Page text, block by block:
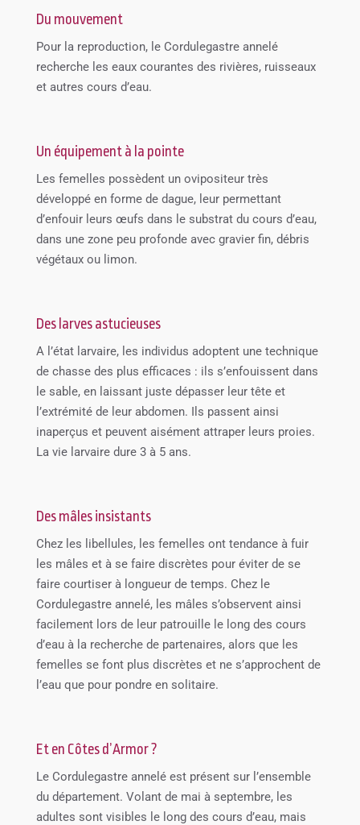
Du mouvement
Pour la reproduction, le Cordulegastre annelé
recherche les eaux courantes des rivières, ruisseaux
et autres cours d’eau.
Un équipement à la pointe
Les femelles possèdent un ovipositeur très
développé en forme de dague, leur permettant
d’enfouir leurs œufs dans le substrat du cours d’eau,
dans une zone peu profonde avec gravier fin, débris
végétaux ou limon.
Des larves astucieuses
A l’état larvaire, les individus adoptent une technique
de chasse des plus efficaces : ils s’enfouissent dans
le sable, en laissant juste dépasser leur tête et
l’extrémité de leur abdomen. Ils passent ainsi
inaperçus et peuvent aisément attraper leurs proies.
La vie larvaire dure 3 à 5 ans.
Des mâles insistants
Chez les libellules, les femelles ont tendance à fuir
les mâles et à se faire discrètes pour éviter de se
faire courtiser à longueur de temps. Chez le
Cordulegastre annelé, les mâles s’observent ainsi
facilement lors de leur patrouille le long des cours
d’eau à la recherche de partenaires, alors que les
femelles se font plus discrètes et ne s’approchent de
l’eau que pour pondre en solitaire.
Et en Côtes d’Armor ?
Le Cordulegastre annelé est présent sur l’ensemble
du département. Volant de mai à septembre, les
adultes sont visibles le long des cours d’eau, mais